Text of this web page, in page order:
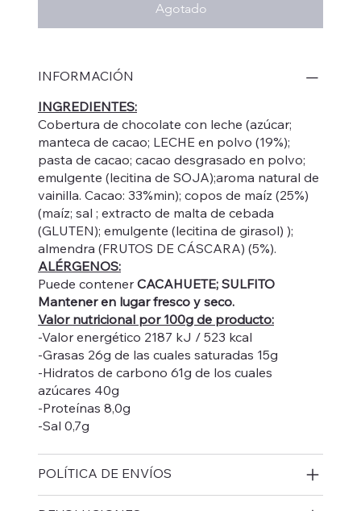
Agotado
INFORMACIÓN
INGREDIENTES:
Cobertura de chocolate con leche (azúcar;
manteca de cacao; LECHE en polvo (19%);
pasta de cacao; cacao desgrasado en polvo;
emulgente (lecitina de SOJA);aroma natural de
vainilla. Cacao: 33%min); copos de maíz (25%)
(maíz; sal ; extracto de malta de cebada
(GLUTEN); emulgente (lecitina de girasol) );
almendra (FRUTOS DE CÁSCARA) (5%).
ALÉRGENOS:
Puede contener CACAHUETE; SULFITO
Mantener en lugar fresco y seco.
Valor nutricional por 100g de producto:
-Valor energético 2187 kJ / 523 kcal
-Grasas 26g de las cuales saturadas 15g
-Hidratos de carbono 61g de los cuales
azúcares 40g
-Proteínas 8,0g
-Sal 0,7g
POLÍTICA DE ENVÍOS